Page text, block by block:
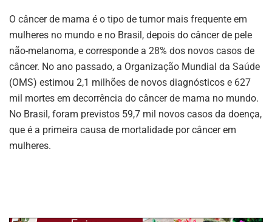
O câncer de mama é o tipo de tumor mais frequente em
mulheres no mundo e no Brasil, depois do câncer de pele
não-melanoma, e corresponde a 28% dos novos casos de
câncer. No ano passado, a Organização Mundial da Saúde
(OMS) estimou 2,1 milhões de novos diagnósticos e 627
mil mortes em decorrência do câncer de mama no mundo.
No Brasil, foram previstos 59,7 mil novos casos da doença,
que é a primeira causa de mortalidade por câncer em
mulheres.